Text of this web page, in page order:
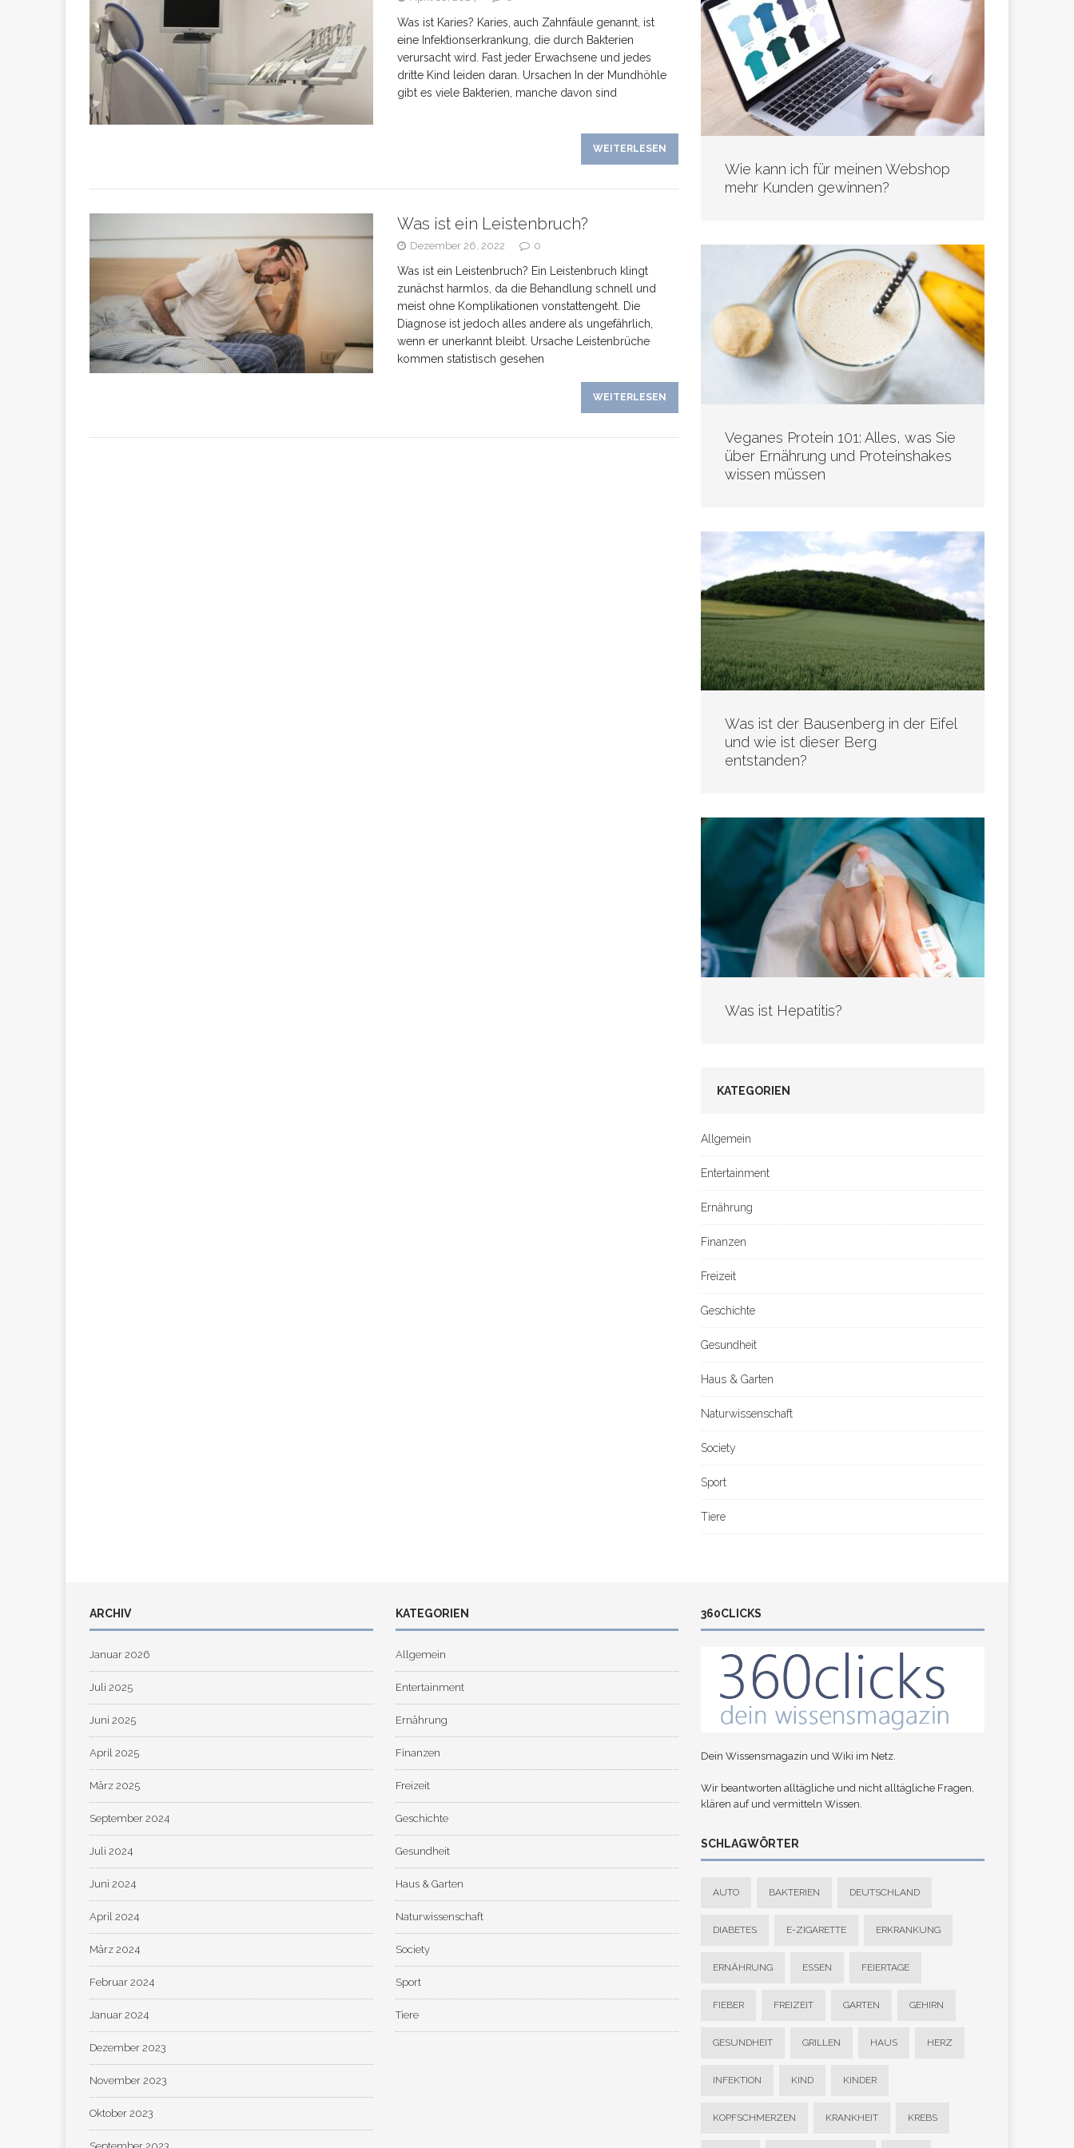
Ursachen für Problemverhalten und was wirklich hilft TIERE
Was ist Karies? Karies, auch Zahnfäule genannt, ist
eine Infektionserkrankung, die durch Bakterien
verursacht wird. Fast jeder Erwachsene und jedes
dritte Kind leiden daran. Ursachen In der Mundhöhle
gibt es viele Bakterien, manche davon sind
WEITERLESEN
Was ist ein Leistenbruch?
Dezember 26, 2022 0
Was ist ein Leistenbruch? Ein Leistenbruch klingt
zunächst harmlos, da die Behandlung schnell und
meist ohne Komplikationen vonstattengeht. Die
Diagnose ist jedoch alles andere als ungefährlich,
wenn er unerkannt bleibt. Ursache Leistenbrüche
kommen statistisch gesehen
WEITERLESEN
Wie kann ich für meinen Webshop
mehr Kunden gewinnen?
Veganes Protein 101: Alles, was Sie
über Ernährung und Proteinshakes
wissen müssen
Was ist der Bausenberg in der Eifel
und wie ist dieser Berg
entstanden?
Was ist Hepatitis?
KATEGORIEN
Allgemein
Entertainment
Ernährung
Finanzen
Freizeit
Geschichte
Gesundheit
Haus & Garten
Naturwissenschaft
Society
Sport
Tiere
ARCHIV
Januar 2026
Juli 2025
Juni 2025
April 2025
März 2025
September 2024
Juli 2024
Juni 2024
April 2024
März 2024
Februar 2024
Januar 2024
Dezember 2023
November 2023
Oktober 2023
KATEGORIEN
Allgemein
Entertainment
Ernährung
Finanzen
Freizeit
Geschichte
Gesundheit
Haus & Garten
Naturwissenschaft
Society
Sport
Tiere
360CLICKS
Dein Wissensmagazin und Wiki im Netz.
Wir beantworten alltägliche und nicht alltägliche Fragen,
klären auf und vermitteln Wissen.
SCHLAGWÖRTER
AUTO BAKTERIEN DEUTSCHLAND
DIABETES E-ZIGARETTE ERKRANKUNG
ERNÄHRUNG ESSEN FEIERTAGE
FIEBER FREIZEIT GARTEN GEHIRN
GESUNDHEIT GRILLEN HAUS HERZ
INFEKTION KIND KINDER
KOPFSCHMERZEN KRANKHEIT KREBS